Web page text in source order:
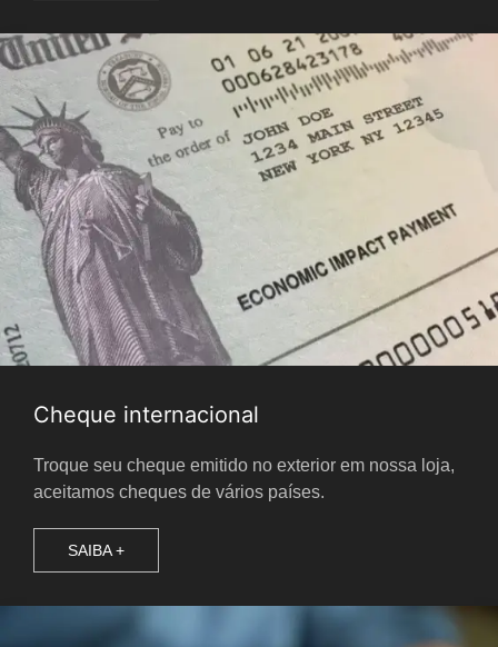
Cheque internacional
Troque seu cheque emitido no exterior em nossa loja,
aceitamos cheques de vários países.
SAIBA +